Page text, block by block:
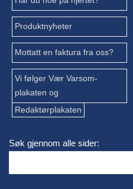
Produktnyheter
Mottatt en faktura fra oss?
Vi følger Vær Varsom-
plakaten og
Redaktørplakaten
Søk gjennom alle sider: